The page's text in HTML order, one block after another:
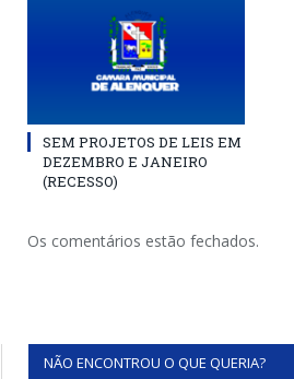
SEM PROJETOS DE LEIS EM
DEZEMBRO E JANEIRO
(RECESSO)
Os comentários estão fechados.
NÃO ENCONTROU O QUE QUERIA?